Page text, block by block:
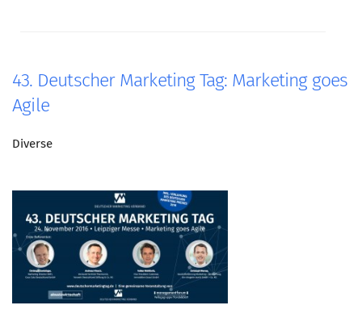
43. Deutscher Marketing Tag: Marketing goes
Agile
Diverse